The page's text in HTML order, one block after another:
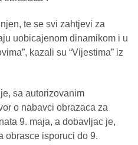
te se svi zahtjevi za
uobicajenom dinamikom i u
kazali su “Vijestima” iz
sa autorizovanim
o nabavci obrazaca za
9. maja, a dobavljac je,
obrasce isporuci do 9.